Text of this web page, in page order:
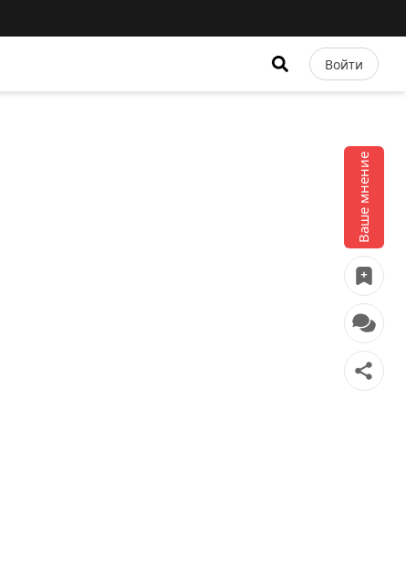
Войти
Ваше мнение